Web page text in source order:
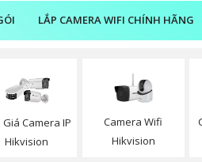
LẮP CAMERA WIFI CHÍNH HÃNG
Giá Camera IP
Hikvision
Camera Wifi
Hikvision